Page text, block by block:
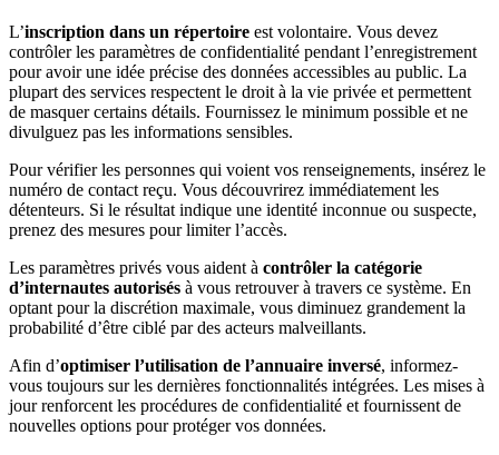
L’inscription dans un répertoire est volontaire. Vous devez
contrôler les paramètres de confidentialité pendant l’enregistrement
pour avoir une idée précise des données accessibles au public. La
plupart des services respectent le droit à la vie privée et permettent
de masquer certains détails. Fournissez le minimum possible et ne
divulguez pas les informations sensibles.
Pour vérifier les personnes qui voient vos renseignements, insérez le
numéro de contact reçu. Vous découvrirez immédiatement les
détenteurs. Si le résultat indique une identité inconnue ou suspecte,
prenez des mesures pour limiter l’accès.
Les paramètres privés vous aident à contrôler la catégorie
d’internautes autorisés à vous retrouver à travers ce système. En
optant pour la discrétion maximale, vous diminuez grandement la
probabilité d’être ciblé par des acteurs malveillants.
Afin d’optimiser l’utilisation de l’annuaire inversé, informez-
vous toujours sur les dernières fonctionnalités intégrées. Les mises à
jour renforcent les procédures de confidentialité et fournissent de
nouvelles options pour protéger vos données.